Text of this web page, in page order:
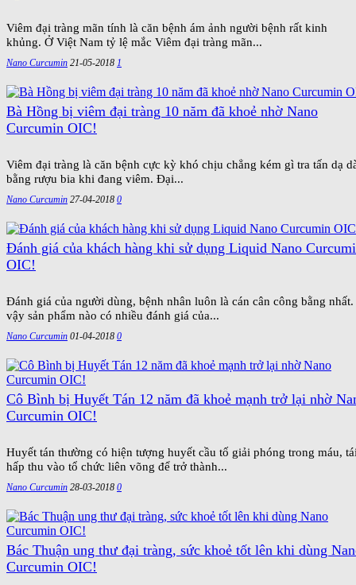
Viêm đại tràng mãn tính là căn bệnh ám ảnh người bệnh rất kinh
khủng. Ở Việt Nam tỷ lệ mắc Viêm đại tràng mãn...
Nano Curcumin 21-05-2018 1
Bà Hồng bị viêm đại tràng 10 năm đã khoẻ nhờ Nano
Curcumin OIC!
Viêm đại tràng là căn bệnh cực kỳ khó chịu chẳng kém gì tra tấn dạ
bằng rượu bia khi đang viêm. Đại...
Nano Curcumin 27-04-2018 0
Đánh giá của khách hàng khi sử dụng Liquid Nano
OIC!
Đánh giá của người dùng, bệnh nhân luôn là cán cân công bằng
vậy sản phẩm nào có nhiều đánh giá của...
Nano Curcumin 01-04-2018 0
Cô Bình bị Huyết Tán 12 năm đã khoẻ mạnh trở lại nhờ
Curcumin OIC!
Huyết tán thường có hiện tượng huyết cầu tố giải phóng trong máu,
hấp thu vào tổ chức liên võng để trở thành...
Nano Curcumin 28-03-2018 0
Bác Thuận ung thư đại tràng, sức khoẻ tốt lên khi dùng
Curcumin OIC!